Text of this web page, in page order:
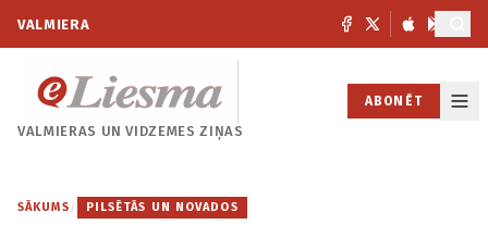
VALMIERA
VALMIERAS UNVIDZEMES ZIŅAS
ABONĒT
SĀKUMS / PILSĒTĀS UN NOVADOS